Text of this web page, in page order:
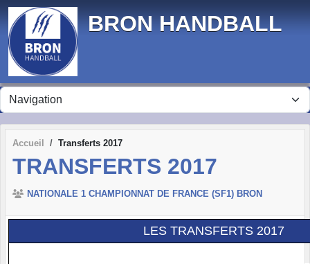
BRON HANDBALL
Accueil Transferts 2017
TRANSFERTS 2017
NATIONALE 1 CHAMPIONNAT DE FRANCE (SF1) BRON
LES TRANSFERTS 2017
Panneau de gestion des cookies